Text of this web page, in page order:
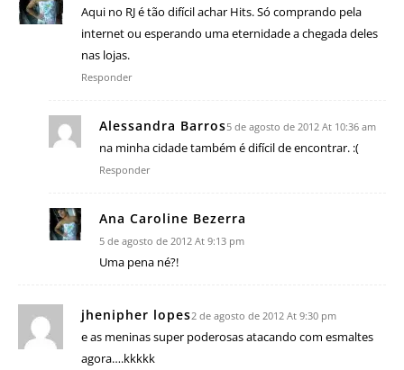
Aqui no RJ é tão difícil achar Hits. Só comprando pela
internet ou esperando uma eternidade a chegada deles
nas lojas.
Responder
Alessandra Barros5 de agosto de 2012 At 10:36 am
na minha cidade também é difícil de encontrar. :(
Responder
Ana Caroline Bezerra
5 de agosto de 2012 At 9:13 pm
Uma pena né?!
jhenipher lopes2 de agosto de 2012 At 9:30 pm
e as meninas super poderosas atacando com esmaltes
agora….kkkkk